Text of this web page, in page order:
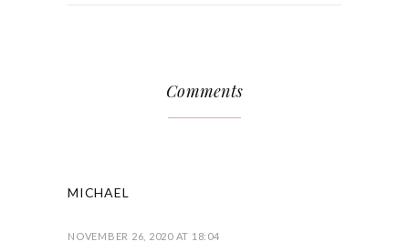
Comments
MICHAEL
NOVEMBER 26, 2020 AT 18:04